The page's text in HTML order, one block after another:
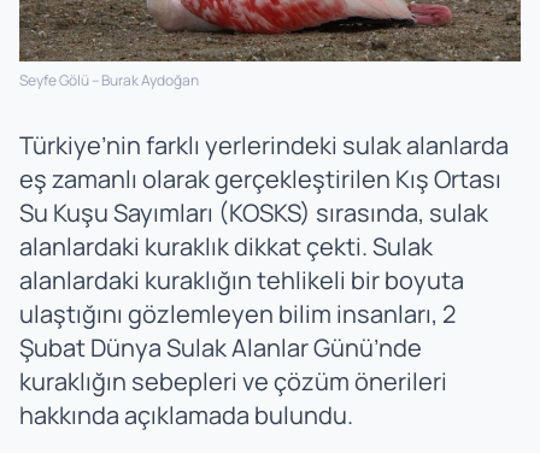
Seyfe Gölü – Burak Aydoğan
Türkiye’nin farklı yerlerindeki sulak alanlarda
eş zamanlı olarak gerçekleştirilen Kış Ortası
Su Kuşu Sayımları (KOSKS) sırasında, sulak
alanlardaki kuraklık dikkat çekti. Sulak
alanlardaki kuraklığın tehlikeli bir boyuta
ulaştığını gözlemleyen bilim insanları, 2
Şubat Dünya Sulak Alanlar Günü’nde
kuraklığın sebepleri ve çözüm önerileri
hakkında açıklamada bulundu.